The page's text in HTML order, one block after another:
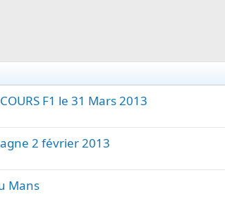
F1 le 31 Mars 2013
2 février 2013
Mans